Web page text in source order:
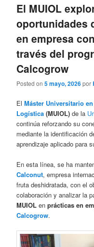
El MUIOL
oportunidades
en empresa
través del
Calcogrow
Posted on5 mayo, 2026por
ElMáster Universitario
Logística (MUIOL)de la
continúa reforzando su
mediante la identificación
aprendizaje aplicado para
En esta línea, se ha
Calconut, empresa
fruta deshidratada, con el
colaboración y analizar la
MUIOL enprácticas en
Calcogrow.